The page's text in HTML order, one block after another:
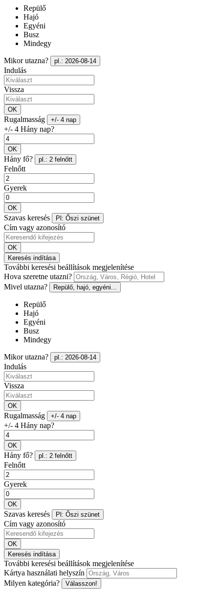
Repülő
Hajó
Egyéni
Busz
Mindegy
Mikor utazna? pl.: 2026-08-14
Indulás
Vissza
OK
Rugalmasság +/- 4 nap
+/- 4 Hány nap?
OK
Hány fő? pl.: 2 felnőtt
Felnőtt
Gyerek
OK
Szavas keresés Pl: Őszi szünet
Cím vagy azonosító
OK
Keresés indítása
További keresési beállítások megjelenítése
Hova szeretne utazni?
Mivel utazna?
Repülő, hajó, egyéni...
Repülő
Hajó
Egyéni
Busz
Mindegy
Mikor utazna? pl.: 2026-08-14
Indulás
Vissza
OK
Rugalmasság +/- 4 nap
+/- 4 Hány nap?
OK
Hány fő? pl.: 2 felnőtt
Felnőtt
Gyerek
OK
Szavas keresés Pl: Őszi szünet
Cím vagy azonosító
OK
Keresés indítása
További keresési beállítások megjelenítése
Kártya használati helyszín
Milyen kategória?
Válasszon!